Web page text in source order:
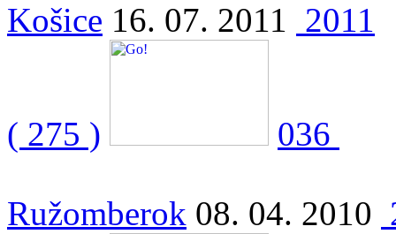
Košice 16. 07. 2011 2011
( 275 ) 036
Ružomberok 08. 04. 2010